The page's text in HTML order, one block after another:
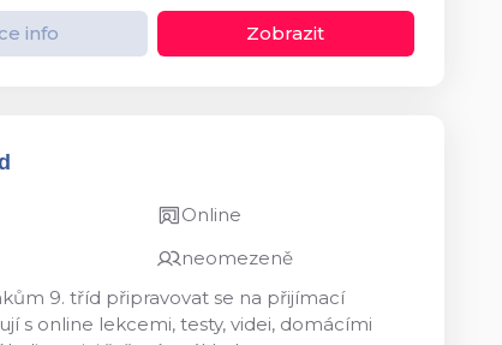
info Zobrazit
Online
neomezeně
9. tříd připravovat se na přijímací
s online lekcemi, testy, videi, domácími